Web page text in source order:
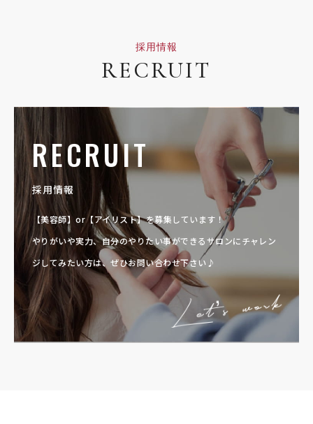
採用情報
RECRUIT
RECRUIT
採用情報
【美容師】or【アイリスト】を募集しています！
やりがいや実力、自分のやりたい事ができるサロンにチャレン
ジしてみたい方は、ぜひお問い合わせ下さい♪